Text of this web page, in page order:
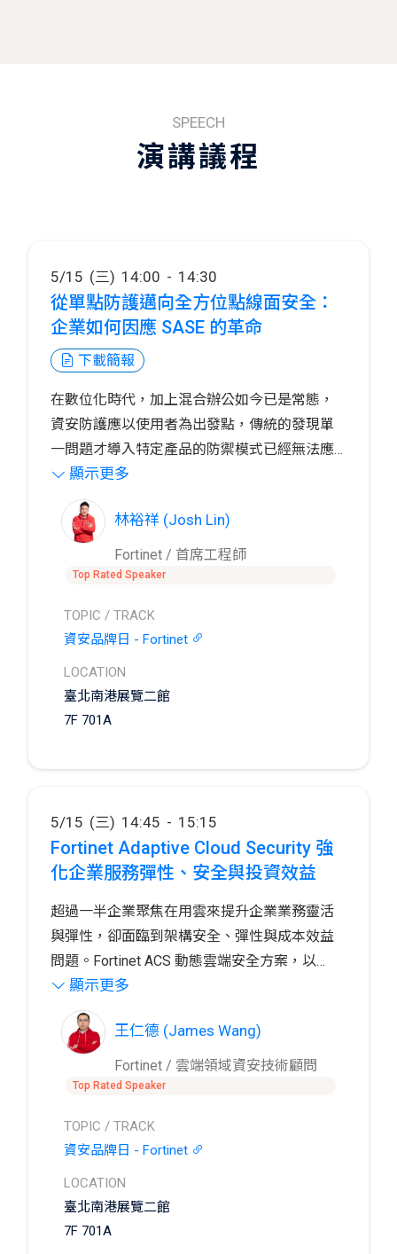
SPEECH
演講議程
5/15 (三) 14:00 - 14:30
從單點防護邁向全方位點線面安全：
企業如何因應 SASE 的革命
下載簡報
在數位化時代，加上混合辦公如今已是常態，
資安防護應以使用者為出發點，傳統的發現單
一問題才導入特定產品的防禦模式已經無法應
對多樣化和未知的威脅。SASE（Secure
Access Service Edge）的出現為企業提供了一
個全方位的解決方案，將網路和資安功能融合
在一起，以點線面的方式提供安全保護。企業
在導入 SASE 架構後，從預算、現有基礎設施
可以更好地應對日益複雜的攻擊威脅。
在這議程將為大家說明 FortiSASE 如何遵循
SASE 框架提供彈性靈活且簡易的資安控管政
策，如何快速且全面性的多點佈署，讓員工
『隨時隨地辦公、存取任何資源』，同時保持
一致性的防護，為企業帶來前所未有的安全保
顯示更多
林裕祥 (Josh Lin)
Fortinet / 首席工程師
Top Rated Speaker
TOPIC / TRACK
資安品牌日 - Fortinet
LOCATION
臺北南港展覽二館
7F 701A
5/15 (三) 14:45 - 15:15
Fortinet Adaptive Cloud Security 強
化企業服務彈性、安全與投資效益
超過一半企業聚焦在用雲來提升企業業務靈活
與彈性，卻面臨到架構安全、彈性與成本效益
問題。Fortinet ACS 動態雲端安全方案，以
Security VPC 協助企業快速上雲、入雲及雲地
整合，保持單一彈性擴充架構，簡化管理，提
升安全性，同時具備安全可視化化管理、日誌
組態稽核標準化與投資效益保障，讓企業維持
ESG 精神提供持續不斷服務。
Fortinet 領導象限安全方案 FortiGate／
FortiOS，讓企業商業持續支持從地端延伸到雲
端資訊安全架構。同時因應最新的安全威脅，
提供最新的人工智慧技術，阻擋各式威脅、惡
意程式與服務阻斷等，提供企業網路、應用程
顯示更多
王仁德 (James Wang)
Fortinet / 雲端領域資安技術顧問
Top Rated Speaker
TOPIC / TRACK
資安品牌日 - Fortinet
LOCATION
臺北南港展覽二館
7F 701A